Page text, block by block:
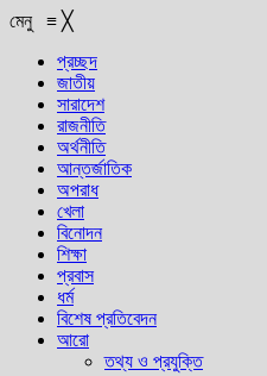
মেনু ≡ ╳
প্রচ্ছদ
জাতীয়
সারাদেশ
রাজনীতি
অর্থনীতি
আন্তর্জাতিক
অপরাধ
খেলা
বিনোদন
শিক্ষা
প্রবাস
ধর্ম
বিশেষ প্রতিবেদন
আরো
তথ্য ও প্রযুক্তি